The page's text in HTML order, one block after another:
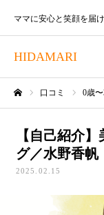
HIDAMARI
ママに安心と笑顔を届
口コミ 0歳
【自己紹介
グ／水野香帆
2025.02.15